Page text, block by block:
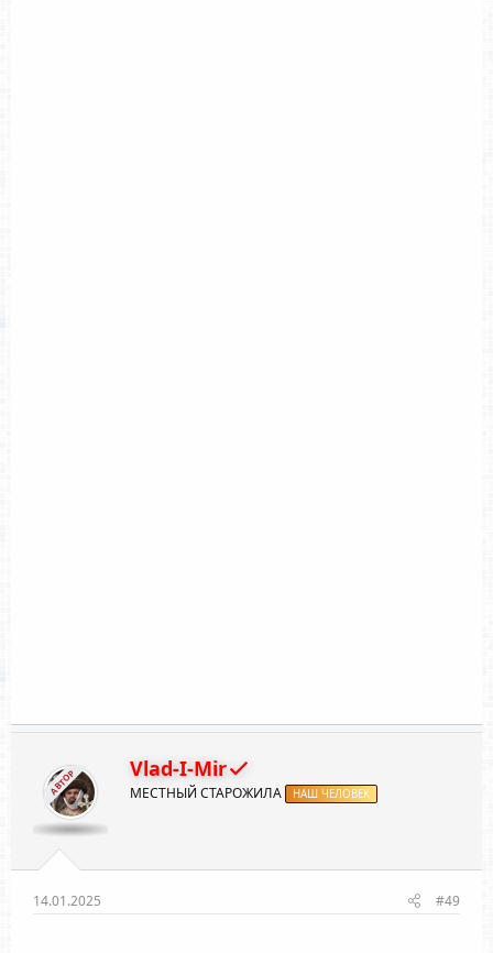
АВТОР Vlad-I-Mir
МЕСТНЫЙ СТАРОЖИЛА НАШ ЧЕЛОВЕК
14.01.2025 #49